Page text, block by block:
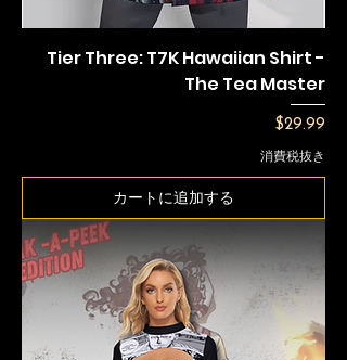
Tier Three: T7K Hawaiian Shirt -
The Tea Master
価格
$29.99
消費税抜き
カートに追加する